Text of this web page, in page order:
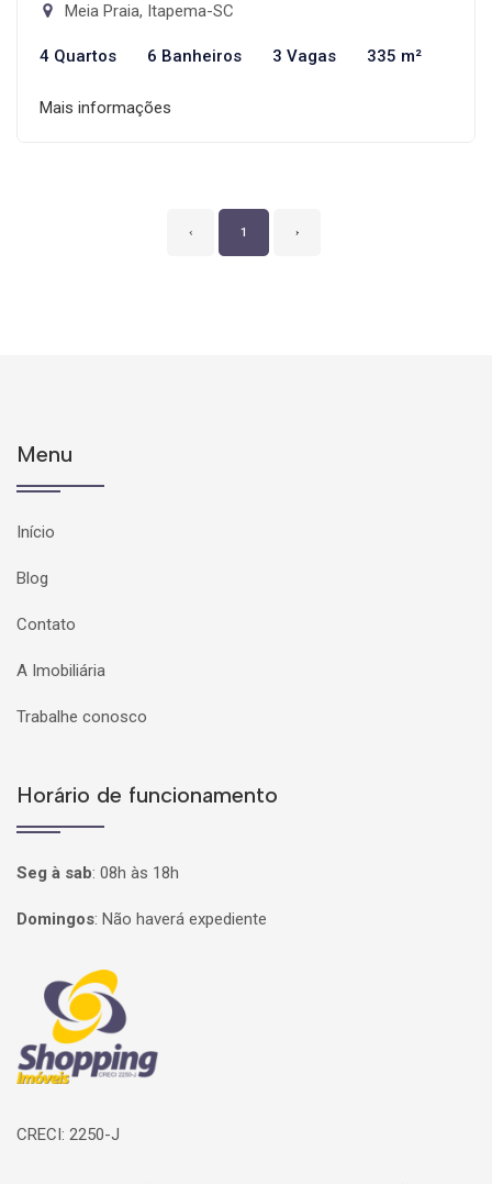
Meia Praia, Itapema-SC
4 Quartos 6 Banheiros 3 Vagas 335 m²
Mais informações
‹ 1 ›
Menu
Início
Blog
Contato
A Imobiliária
Trabalhe conosco
Horário de funcionamento
Seg à sab: 08h às 18h
Domingos: Não haverá expediente
Página inicial
CRECI: 2250-J